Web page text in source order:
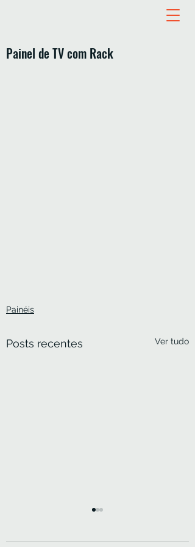
Painel de TV com Rack
Painéis
Posts recentes Ver tudo